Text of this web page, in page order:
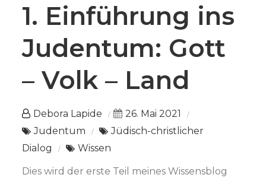
1. Einführung ins
Judentum: Gott
– Volk – Land
Debora Lapide
26. Mai 2021
Judentum
Jüdisch-christlicher
Dialog
Wissen
Dies wird der erste Teil meines Wissensblog